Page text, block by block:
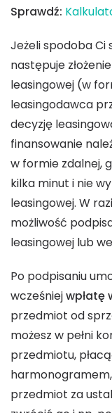
Sprawdź:
Jeżeli spodoba Ci
następuje
leasingowej (w
leasingodawca
decyzję
finansowanie
w formie zdalnej,
kilka minut i nie
leasingowej. W
możliwość
leasingowej lub
Po podpisaniu
wcześniejwpłatę
przedmiot od
możesz w pełni
przedmiotu,
przedmiot za